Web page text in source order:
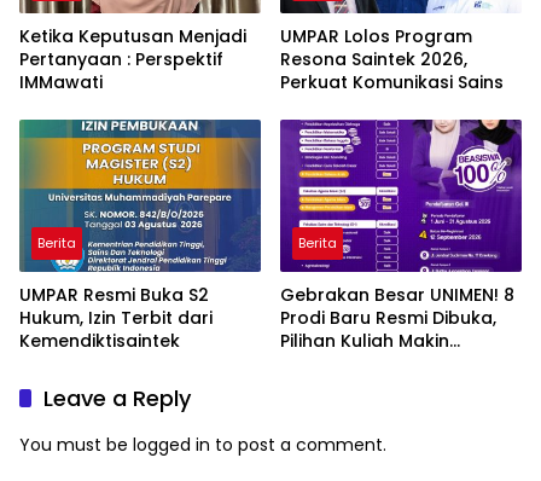
Ketika Keputusan Menjadi
Pertanyaan : Perspektif
IMMawati
UMPAR Lolos Program
Resona Saintek 2026,
Perkuat Komunikasi Sains
Berita
UMPAR Resmi Buka S2
Hukum, Izin Terbit dari
Kemendiktisaintek
Berita
Gebrakan Besar UNIMEN! 8
Prodi Baru Resmi Dibuka,
Pilihan Kuliah Makin
Leave a Reply
You must be logged in to post a comment.